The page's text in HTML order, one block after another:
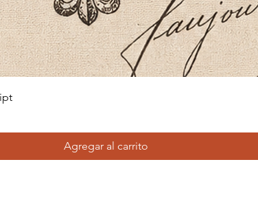
Agregar al carrito